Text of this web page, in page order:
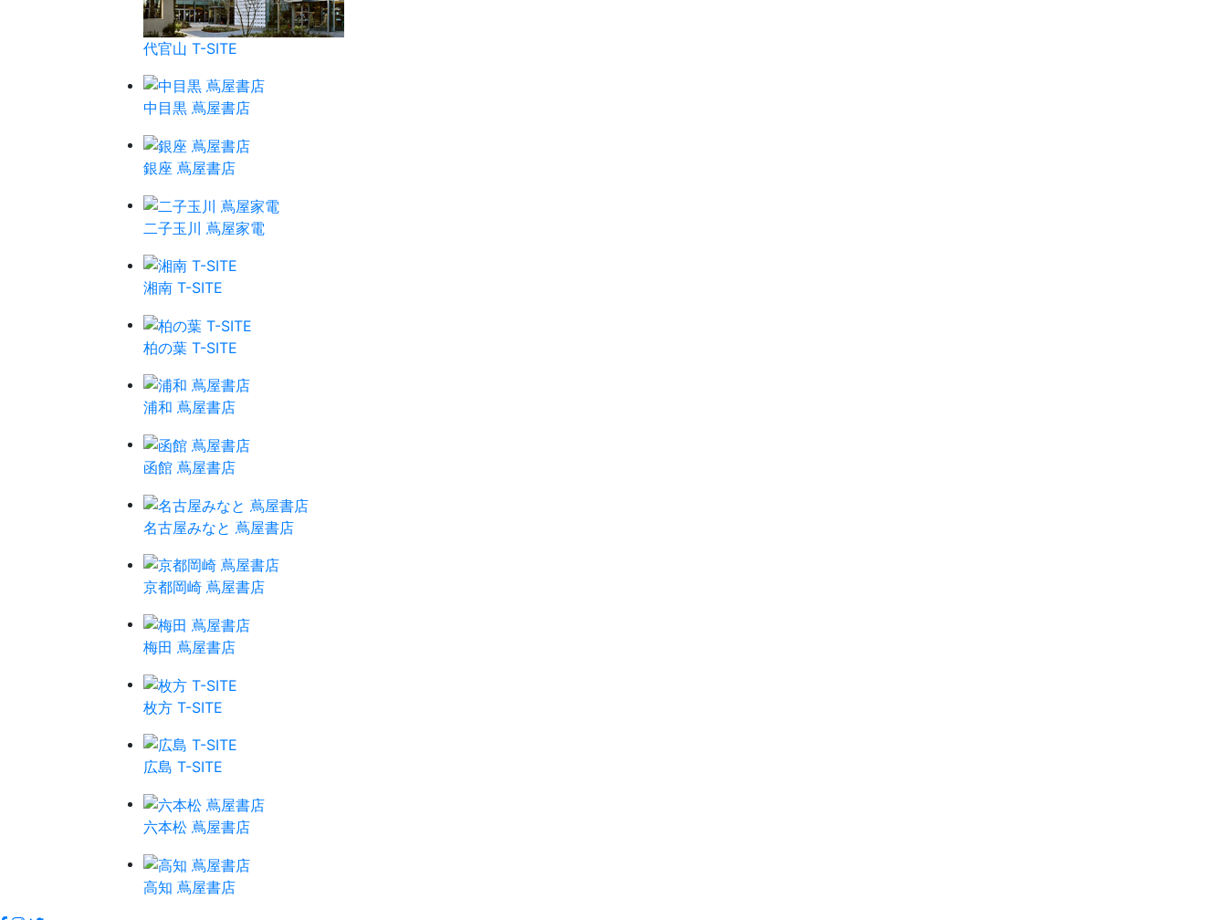
代官山 T-SITE
中目黒 蔦屋書店
銀座 蔦屋書店
二子玉川 蔦屋家電
湘南 T-SITE
柏の葉 T-SITE
浦和 蔦屋書店
函館 蔦屋書店
名古屋みなと 蔦屋書店
京都岡崎 蔦屋書店
梅田 蔦屋書店
枚方 T-SITE
広島 T-SITE
六本松 蔦屋書店
高知 蔦屋書店